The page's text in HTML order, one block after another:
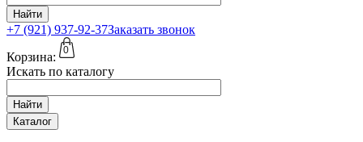
Найти
+7 (921) 937-92-37Заказать звонок
Корзина:
0
Искать по каталогу
Найти
Каталог